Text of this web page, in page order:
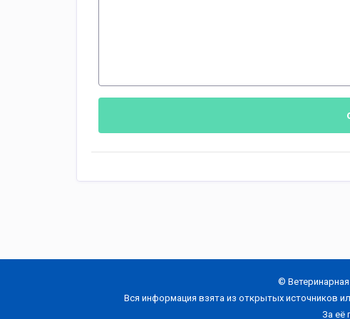
©
Вся информация взята из открытых источников
За её